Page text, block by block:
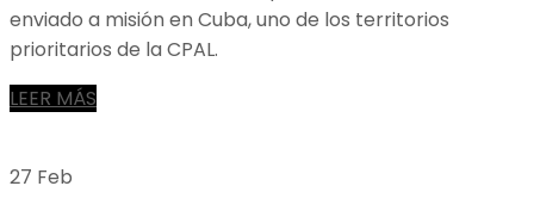
enviado a misión en Cuba, uno de los territorios
prioritarios de la CPAL.
LEER MÁS
27 Feb